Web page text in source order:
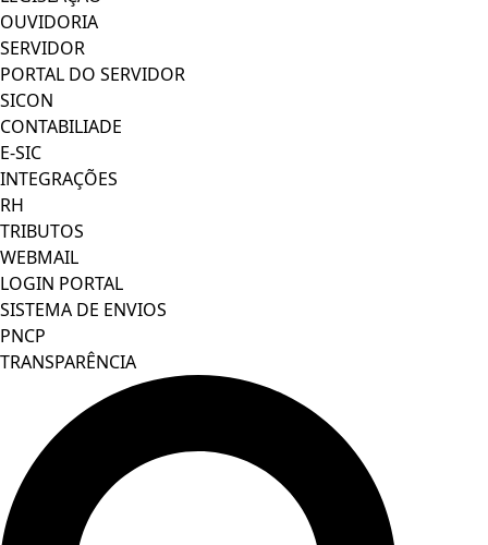
OUVIDORIA
SERVIDOR
PORTAL DO SERVIDOR
SICON
CONTABILIADE
E-SIC
INTEGRAÇÕES
RH
TRIBUTOS
WEBMAIL
LOGIN PORTAL
SISTEMA DE ENVIOS
PNCP
TRANSPARÊNCIA